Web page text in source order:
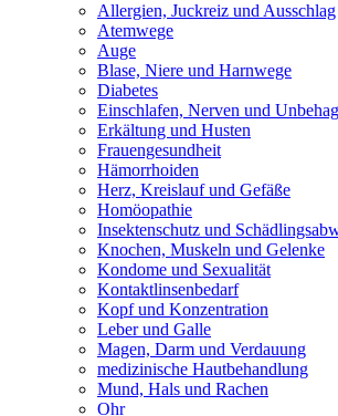
Allergien, Juckreiz und Ausschlag
Atemwege
Auge
Blase, Niere und Harnwege
Diabetes
Einschlafen, Nerven und
Erkältung und Husten
Frauengesundheit
Hämorrhoiden
Herz, Kreislauf und Gefäße
Homöopathie
Insektenschutz und
Knochen, Muskeln und Gelenke
Kondome und Sexualität
Kontaktlinsenbedarf
Kopf und Konzentration
Leber und Galle
Magen, Darm und Verdauung
medizinische Hautbehandlung
Mund, Hals und Rachen
Ohr